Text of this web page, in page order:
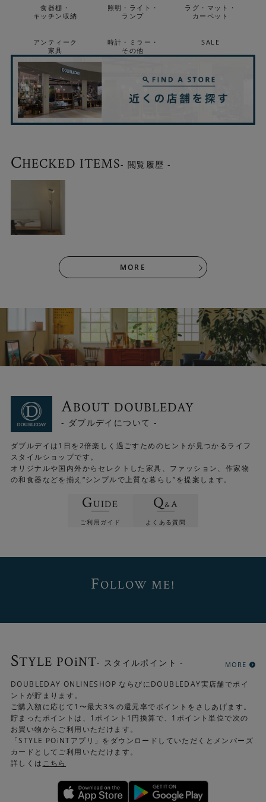
消灯時もおしゃれなインテリアオブジェとして楽しめま
食器棚・
キッチン収納
照明・ライト・
ランプ
ラグ・マット・
カーペット
アンティーク
家具
時計・ミラー・
その他
SALE
CHECKED ITEMS- 閲覧履歴 -
MORE
ABOUT DOUBLEDAY
- ダブルデイについて -
ダブルデイは1日を2倍楽しく過ごすためのヒントが見つかるライフ
スタイルショップです。
オリジナルや国内外からセレクトした家具、ファッション、作家物
の和食器などを揃え“シンプルで上質な暮らし”を提案します。
GUIDE
ご利用ガイド
Q&A
よくある質問
FOLLOW ME!
STYLE POiNT- スタイルポイント - MORE
DOUBLEDAY ONLINESHOP ならびにDOUBLEDAY実店舗でポイ
ントが貯まります。
ご購入額に応じて1〜最大3％の還元率でポイントをさしあげます。
貯まったポイントは、1ポイント1円換算で、1ポイント単位で次の
お買い物からご利用いただけます。
「STYLE POiNTアプリ」をダウンロードしていただくとメンバーズ
カードとしてご利用いただけます。
詳しくは こちら